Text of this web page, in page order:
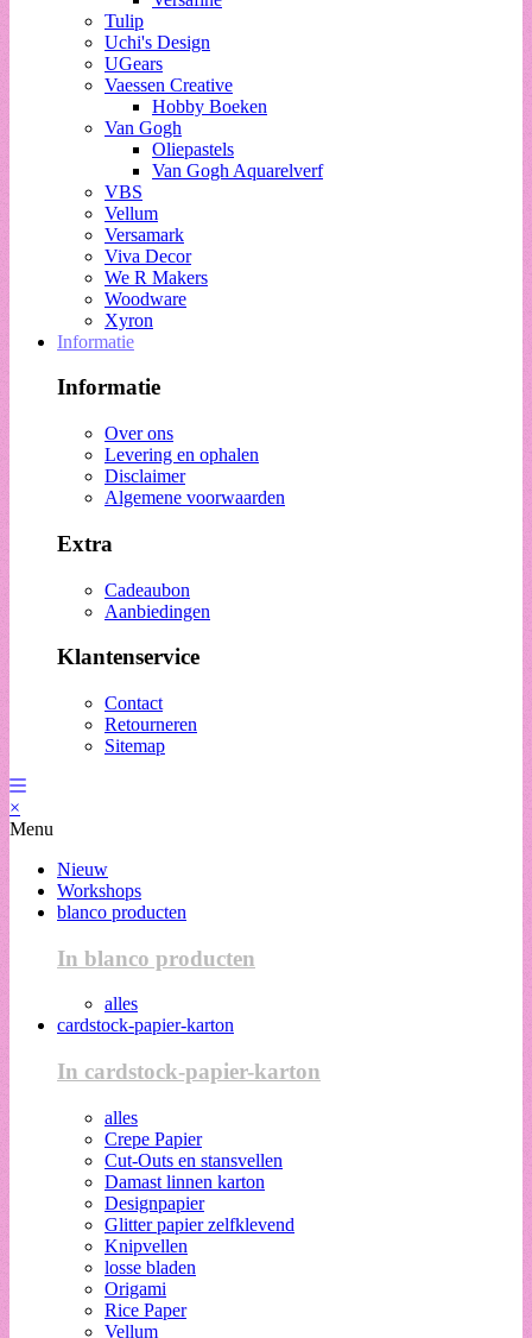
Tulip
Uchi's Design
UGears
Vaessen Creative
Hobby Boeken
Van Gogh
Oliepastels
Van Gogh Aquarelverf
VBS
Vellum
Versamark
Viva Decor
We R Makers
Woodware
Xyron
Informatie
Informatie
Over ons
Levering en ophalen
Disclaimer
Algemene voorwaarden
Extra
Cadeaubon
Aanbiedingen
Klantenservice
Contact
Retourneren
Sitemap
×
Menu
Nieuw
Workshops
blanco producten
In blanco producten
alles
cardstock-papier-karton
In cardstock-papier-karton
alles
Crepe Papier
Cut-Outs en stansvellen
Damast linnen karton
Designpapier
Glitter papier zelfklevend
Knipvellen
losse bladen
Origami
Rice Paper
Vellum